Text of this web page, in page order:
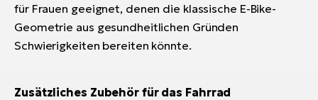
für Frauen geeignet, denen die klassische E-Bike-
Geometrie aus gesundheitlichen Gründen
Schwierigkeiten bereiten könnte.
Zusätzliches Zubehör für das Fahrrad